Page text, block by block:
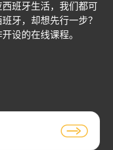
班牙生活，我们都可
牙，却想先行一步？
设的在线课程。